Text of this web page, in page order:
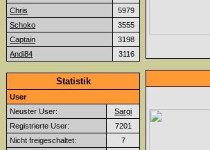
Chris
5979
Schoko
3555
Captain
3198
Andi84
3116
Statistik
User
Neuster User:
Sargi
Registrierte User:
7201
Nicht freigeschaltet:
7